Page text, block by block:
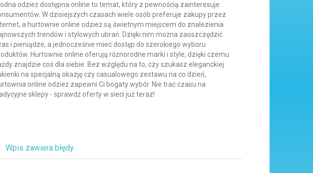
odzież dostępna online to temat, który z pewnością zainteresuje
W dzisiejszych czasach wiele osób preferuje zakupy przez
a hurtownie online odzież są świetnym miejscem do znalezienia
trendów i stylowych ubrań. Dzięki nim można zaoszczędzić
i pieniądze, a jednocześnie mieć dostęp do szerokiego wyboru
Hurtownie online oferują różnorodne marki i style, dzięki czemu
znajdzie coś dla siebie. Bez względu na to, czy szukasz eleganckiej
na specjalną okazję czy casualowego zestawu na co dzień,
online odzież zapewni Ci bogaty wybór. Nie trać czasu na
sklepy - sprawdź oferty w sieci już teraz!
Wpis zawiera błędy